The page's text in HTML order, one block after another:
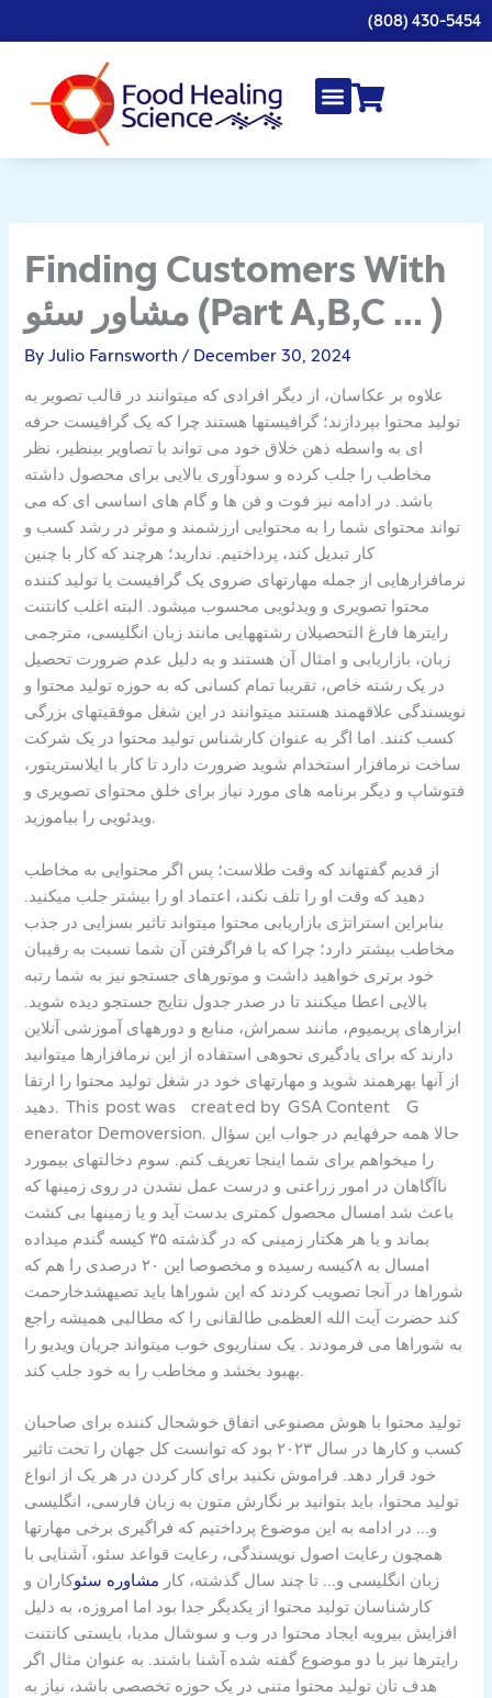
to
(808) 430-5454
Finding Customers With
مشاور سئو (Part A,B,C … )
ByJulio Farnsworth / December 30, 2024
علاوه بر عکاسان، از دیگر افرادی که میتوانند در قالب تصویر به
تولید محتوا بپردازند؛ گرافیستها هستند چرا که یک گرافیست حرفه
ای به واسطه ذهن خلاق خود می تواند با تصاویر بینظیر، نظر
مخاطب را جلب کرده و سودآوری بالایی برای محصول داشته
باشد. در ادامه نیز فوت و فن ها و گام های اساسی ای که می
تواند محتوای شما را به محتوایی ارزشمند و موثر در رشد کسب و
کار تبدیل کند، پرداختیم. ندارید؛ هرچند که کار با چنین
نرمافزارهایی از جمله مهارتهای ضروی یک گرافیست یا تولید کننده
محتوا تصویری و ویدئویی محسوب میشود. البته اغلب کانتنت
رایترها فارغ التحصیلان رشتههایی مانند زبان انگلیسی، مترجمی
زبان، بازاریابی و امثال آن هستند و به دلیل عدم ضرورت تحصیل
در یک رشته خاص، تقریبا تمام کسانی که به حوزه تولید محتوا و
نویسندگی علاقهمند هستند میتوانند در این شغل موفقیتهای بزرگی
کسب کنند. اما اگر به عنوان کارشناس تولید محتوا در یک شرکت
ساخت نرمافزار استخدام شوید ضرورت دارد تا کار با ایلاستریتور،
فتوشاپ و دیگر برنامه های مورد نیاز برای خلق محتوای تصویری و
ویدئویی را بیاموزید.
از قدیم گفتهاند که وقت طلاست؛ پس اگر محتوایی به مخاطب
دهید که وقت او را تلف نکند، اعتماد او را بیشتر جلب میکنید.
بنابراین استراتژی بازاریابی محتوا میتواند تاثیر بسزایی در جذب
مخاطب بیشتر دارد؛ چرا که با فراگرفتن آن شما نسبت به رقیبان
خود برتری خواهید داشت و موتورهای جستجو نیز به شما رتبه
بالایی اعطا میکنند تا در صدر جدول نتایج جستجو دیده شوید.
ابزارهای پریمیوم، مانند سمراش، منابع و دورههای آموزشی آنلاین
دارند که برای یادگیری نحوهی استفاده از این نرمافزارها میتوانید
از آنها بهرهمند شوید و مهارتهای خود در شغل تولید محتوا را ارتقا
دهید. Th is post w​as creat ed ᠎by G SA Conte᠎nt G​
en᠎erator Demoversi​on. حالا همه حرفهایم در جواب این سؤال
را میخواهم برای شما اینجا تعریف کنم. سوم دخالتهای بیمورد
ناآگاهان در امور زراعتی و درست عمل نشدن در روی زمینها که
باعث شد امسال محصول کمتری بدست آید و یا زمینها بی کشت
بماند و یا هر هکتار زمینی که در گذشته ۳۵ کیسه گندم میداده
امسال به ۸کیسه رسیده و مخصوصا این ۲۰ درصدی را هم که
شوراها در آنجا تصویب کردند که این شوراها باید تصیهشدخارحمت
کند حضرت آیت الله العظمی طالقانی را که مطالبی همیشه راجع
به شوراها می فرمودند . یک سناریوی خوب میتواند جریان ویدیو را
بهبود بخشد و مخاطب را به خود جلب کند.
تولید محتوا با هوش مصنوعی اتفاق خوشحال کننده برای صاحبان
کسب و کارها در سال ۲۰۲۳ بود که توانست کل جهان را تحت تاثیر
خود قرار دهد. فراموش نکنید برای کار کردن در هر یک از انواع
تولید محتوا، باید بتوانید بر نگارش متون به زبان فارسی، انگلیسی
و… در ادامه به این موضوع پرداختیم که فراگیری برخی مهارتها
همچون رعایت اصول نویسندگی، رعایت قواعد سئو، آشنایی با
زبان انگلیسی و… تا چند سال گذشته، کار مشاوره سئوکاران و
کارشناسان تولید محتوا از یکدیگر جدا بود اما امروزه، به دلیل
افزایش بیرویه ایجاد محتوا در وب و سوشال مدیا، بایستی کانتنت
رایترها نیز با دو موضوع گفته شده آشنا باشند. به عنوان مثال اگر
هدف تان تولید محتوا متنی در یک حوزه تخصصی باشد، نیاز به